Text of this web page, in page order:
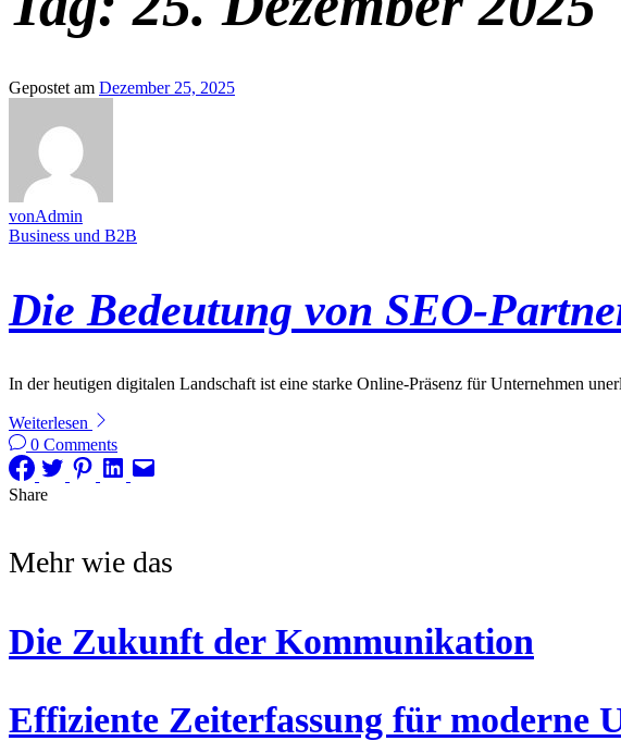
Gepostet am Dezember 25, 2025
vonAdmin
Business und B2B
Die Bedeutung von SEO-
In der heutigen digitalen Landschaft ist eine starke Online-Präsenz für Unternehmen
Weiterlesen
0 Comments
Share
Mehr wie das
Die Zukunft der Kommunikation
Effiziente Zeiterfassung für moderne